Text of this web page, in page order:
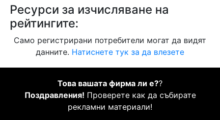
Ресурси за изчисляване на
рейтингите:
Само регистрирани потребители могат да видят
данните. Натиснете тук за да влезете
Това вашата фирма ли е??
Поздравления! Проверете как да събирате
рекламни материали!